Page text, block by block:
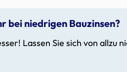
bei niedrigen Bauzinsen?
Lassen Sie sich von allzu